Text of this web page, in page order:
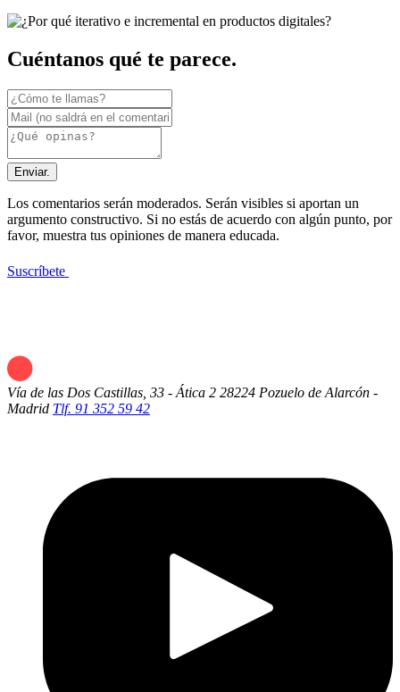
Cuéntanos qué te parece.
Enviar.
Los comentarios serán moderados. Serán visibles si aportan un
argumento constructivo. Si no estás de acuerdo con algún punto, por
favor, muestra tus opiniones de manera educada.
Suscríbete
Vía de las Dos Castillas, 33 - Ática 2 28224 Pozuelo de Alarcón -
Madrid Tlf. 91 352 59 42